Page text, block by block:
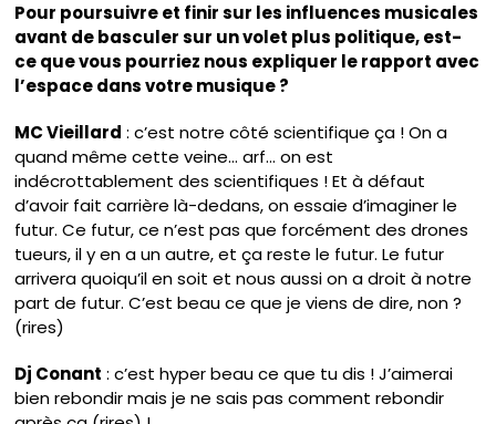
Pour poursuivre et finir sur les influences musicales
avant de basculer sur un volet plus politique, est-
ce que vous pourriez nous expliquer le rapport avec
l’espace dans votre musique ?
MC Vieillard : c’est notre côté scientifique ça ! On a
quand même cette veine… arf… on est
indécrottablement des scientifiques ! Et à défaut
d’avoir fait carrière là-dedans, on essaie d’imaginer le
futur. Ce futur, ce n’est pas que forcément des drones
tueurs, il y en a un autre, et ça reste le futur. Le futur
arrivera quoiqu’il en soit et nous aussi on a droit à notre
part de futur. C’est beau ce que je viens de dire, non ?
(rires)
Dj Conant : c’est hyper beau ce que tu dis ! J’aimerai
bien rebondir mais je ne sais pas comment rebondir